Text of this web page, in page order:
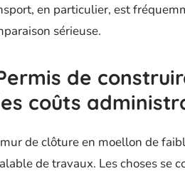
en particulier, est
sérieuse.
de
coûts
de clôture en moellon de
de travaux. Les choses se